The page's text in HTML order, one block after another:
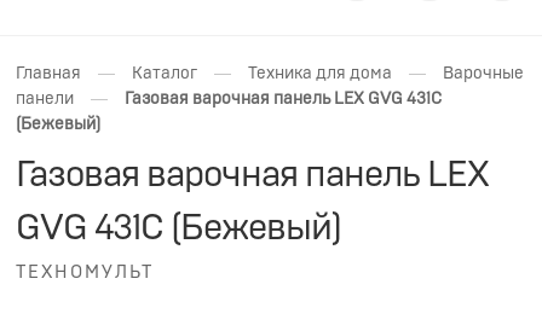
Главная — Каталог — Техника для дома —
Варочные
панели
—
Газовая варочная панель LEX GVG 431C
(Бежевый)
Газовая варочная панель LEX
GVG 431C (Бежевый)
ТЕХНОМУЛЬТ